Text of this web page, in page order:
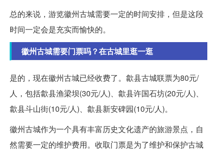
总的来说，游览徽州古城需要一定的时间安排，但是这段
时间一定会是充实而愉快的。
徽州古城需要门票吗？在古城里逛一逛
是的，现在徽州古城已经收费了。歙县古城联票为80元/
人，包括歙县渔梁坝(30元/人)、歙县许国石坊(20元/人)、
歙县斗山街(10元/人)、歙县新安碑园(10元/人)。
徽州古城作为一个具有丰富历史文化遗产的旅游景点，自
然需要一定的维护费用。收取门票是为了维护和保护古城